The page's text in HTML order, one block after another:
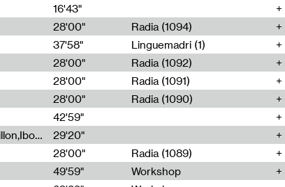
16'43"
28'00"
Radia (1094)
37'58"
Linguemadri (1)
28'00"
Radia (1092)
28'00"
Radia (1091)
28'00"
Radia (1090)
42'59"
Nima Henryon,Athéna Noël,Amir Genillon,Ibourayane Ahmadi,Manelle Cherrih,Honorine Gibello,John Weeber,Manon Joseph
29'20"
28'00"
Radia (1089)
49'59"
Workshop